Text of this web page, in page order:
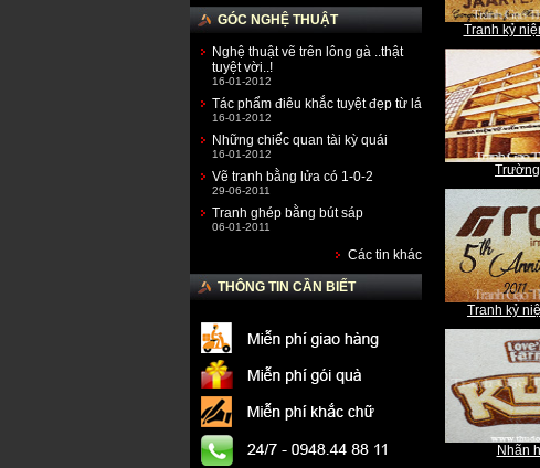
GÓC NGHỆ THUẬT
Nghệ thuật vẽ trên lông gà ..thật
tuyệt vời..!
16-01-2012
Tác phẩm điêu khắc tuyệt đẹp từ lá
16-01-2012
Những chiếc quan tài kỳ quái
16-01-2012
Vẽ tranh bằng lửa có 1-0-2
29-06-2011
Tranh ghép bằng bút sáp
06-01-2011
Các tin khác
THÔNG TIN CẦN BIẾT
Tranh kỷ
Tranh kỷ
Nhãn